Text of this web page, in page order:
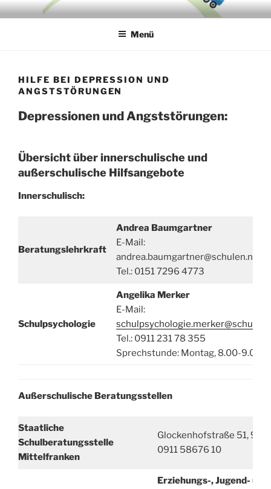
Zum
InhaltCARL-VON-OSSIETZKY-
GRUNDSCHULE
Menü
HILFE BEI DEPRESSION UND
ANGSTSTÖRUNGEN
Depressionen und Angststörungen:
Übersicht über innerschulische und
außerschulische Hilfsangebote
Innerschulisch:
Beratungslehrkraft
Andrea Baumgartner
E-Mail:
Tel.: 0151 7296 4773
Schulpsychologie
Angelika Merker
E-Mail:
Tel.: 0911 231 78 355
Sprechstunde: Montag, 8.00-9.00
Außerschulische Beratungsstellen
Staatliche
Schulberatungsstelle
Mittelfranken
Glockenhofstraße 51,
0911 58676 10
Erziehungs-, Jugend- und